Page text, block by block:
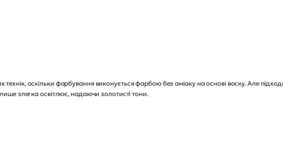
оскільки фарбування виконується фарбою без аміаку на основі воску. Але
злегка освітлює, надаючи золотисті тони.